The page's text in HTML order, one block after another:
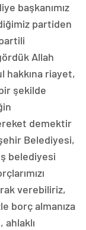
başkanımız
partiden
Allah
hakkına riayet,
şekilde
demektir
Belediyesi,
belediyesi
verebiliriz,
borç almanıza